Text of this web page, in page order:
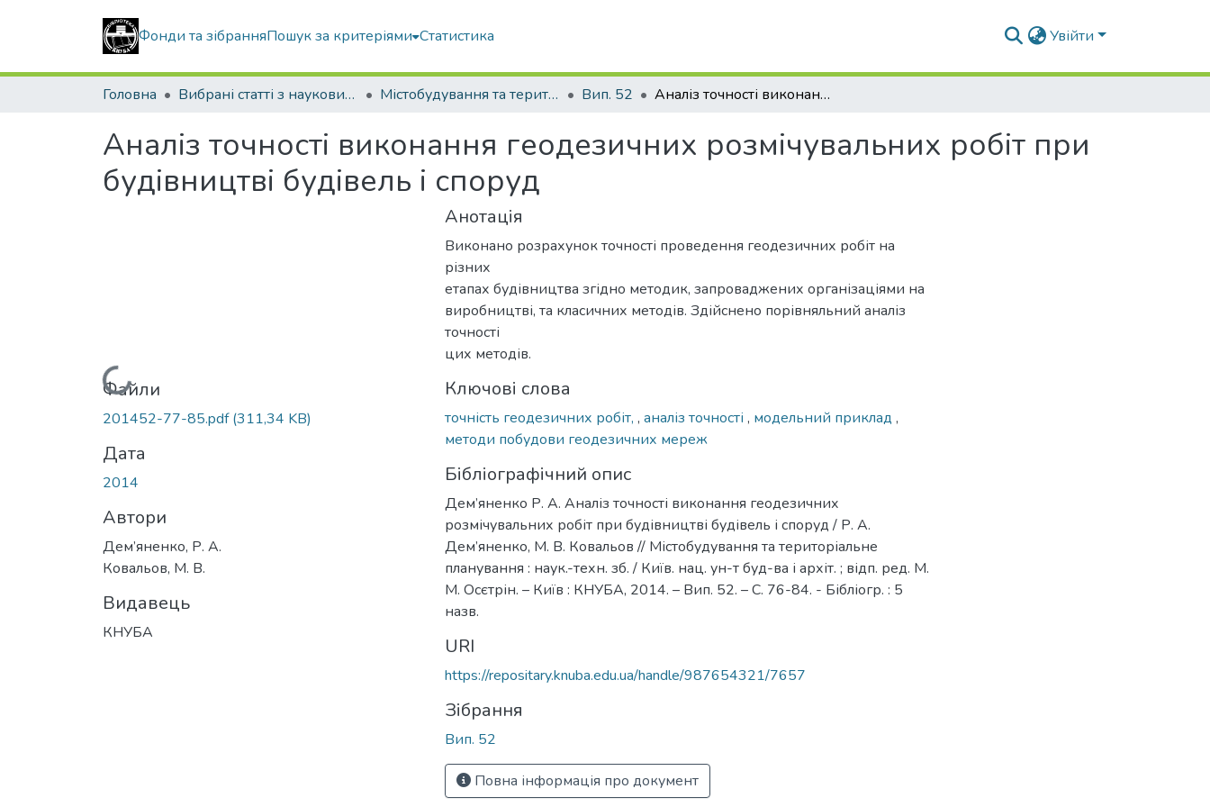
Фонди та зібранняПошук за критеріями Статистика Увійти
Головна Вибрані статті з наукових збірників КНУБА Містобудування та територіальне планування Вип. 52 Аналіз точності виконання геодезичних розмічувальних робіт при будівництві будівель і споруд
Аналіз точності виконання геодезичних розмічувальних робіт при
будівництві будівель і споруд
Вантажиться...
Файли
201452-77-85.pdf(311,34 KB)
Дата
2014
Автори
Дем’яненко, Р. А.
Ковальов, М. В.
Видавець
КНУБА
Анотація
Виконано розрахунок точності проведення геодезичних робіт на
різних
етапах будівництва згідно методик, запроваджених організаціями на
виробництві, та класичних методів. Здійснено порівняльний аналіз
точності
цих методів.
Ключові слова
точність геодезичних робіт, , аналіз точності , модельний приклад ,
методи побудови геодезичних мереж
Бібліографічний опис
Дем’яненко Р. А. Аналіз точності виконання геодезичних
розмічувальних робіт при будівництві будівель і споруд / Р. А.
Дем’яненко, М. В. Ковальов // Містобудування та територіальне
планування : наук.-техн. зб. / Київ. нац. ун-т буд-ва і архіт. ; відп. ред. М.
М. Осєтрін. – Київ : КНУБА, 2014. – Вип. 52. – С. 76-84. - Бібліогр. : 5
назв.
URI
https://repositary.knuba.edu.ua/handle/987654321/7657
Зібрання
Вип. 52
Повна інформація про документ